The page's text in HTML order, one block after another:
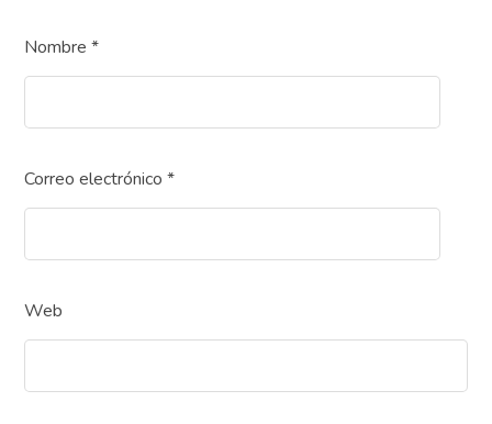
Nombre*
Correo electrónico*
Web